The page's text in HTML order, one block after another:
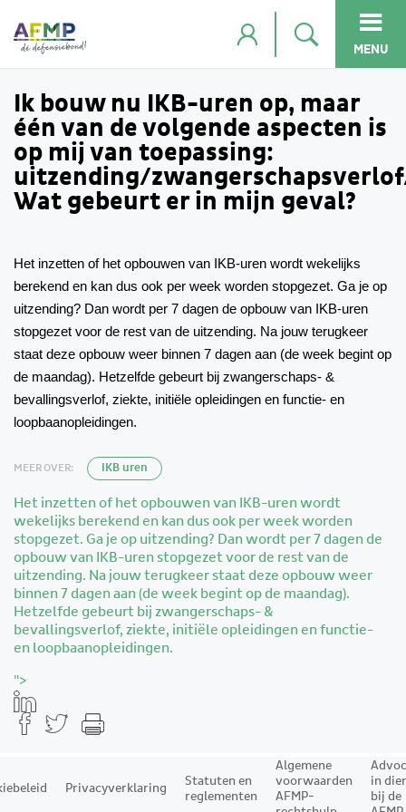
MENU
Ik bouw nu IKB-uren op, maar
één van de volgende aspecten is
op mij van toepassing:
uitzending/
Wat gebeurt er in mijn geval?
Het inzetten of het opbouwen van IKB-uren wordt wekelijks
berekend en kan dus ook per week worden stopgezet. Ga je op
uitzending? Dan wordt per 7 dagen de opbouw van IKB-uren
stopgezet voor de rest van de uitzending. Na jouw terugkeer
staat deze opbouw weer binnen 7 dagen aan (de week begint op
de maandag). Hetzelfde gebeurt bij zwangerschaps- &
bevallingsverlof, ziekte, initiële opleidingen en functie- en
loopbaanopleidingen.
MEER OVER: IKB uren
Het inzetten of het opbouwen van IKB-uren wordt
wekelijks berekend en kan dus ook per week worden
stopgezet. Ga je op uitzending? Dan wordt per 7 dagen de
opbouw van IKB-uren stopgezet voor de rest van de
uitzending. Na jouw terugkeer staat deze opbouw weer
binnen 7 dagen aan (de week begint op de maandag).
Hetzelfde gebeurt bij zwangerschaps- &
bevallingsverlof, ziekte, initiële opleidingen en functie-
en loopbaanopleidingen.
">
Privacyverklaring
Statuten en
reglementen
Algemene
voorwaarden
AFMP-
in
bij de